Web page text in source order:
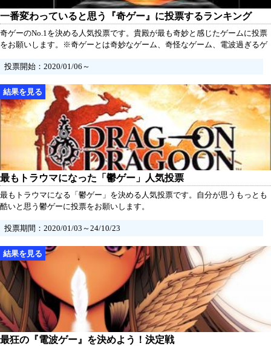
一番変わっていると思う『奇ゲー』に投票するランキング
奇ゲーのNo.1を決める人気投票です。貴殿が最も奇妙と感じたゲームに投票
をお願いします。※奇ゲーとは奇妙なゲーム、奇怪なゲーム、電波過ぎるゲ
投票開始：2020/01/06～
最もトラウマになった「鬱ゲー」人気投票
最もトラウマになる「鬱ゲー」を決める人気投票です。自分が思うもっとも
酷いと思う鬱ゲーに投票をお願いします。
投票期間：2020/01/03～24/10/23
最狂の『電波ゲー』を決めよう！決定戦